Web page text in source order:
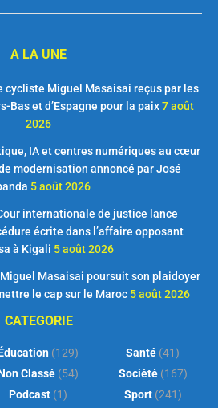
A LA UNE
cycliste Miguel Masaisai reçus par les
Bas et d’Espagne pour la paix7 août
2026
IA et centres numériques au cœur
modernisation annoncé par José
5 août 2026
internationale de justice lance
écrite dans l’affaire opposant
à Kigali 5 août 2026
Miguel Masaisai poursuit son plaidoyer
le cap sur le Maroc 5 août 2026
CATEGORIE
(129)
Classé (54)
Podcast (1)
Santé (41)
Société(167)
Sport(241)